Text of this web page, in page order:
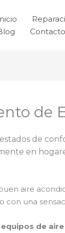
Contacto
de
de
en
aire
con una
de